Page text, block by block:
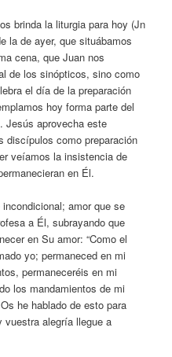
brinda la liturgia para hoy (Jn
la de ayer, que situábamos
cena, que Juan nos
de los sinópticos, sino como
el día de la preparación
hoy forma parte del
Jesús aprovecha este
discípulos como preparación
veíamos la insistencia de
en Él.
amor que se
a Él, subrayando que
en Su amor: “Como el
yo; permaneced en mi
permaneceréis en mi
los mandamientos de mi
he hablado de esto para
alegría llegue a